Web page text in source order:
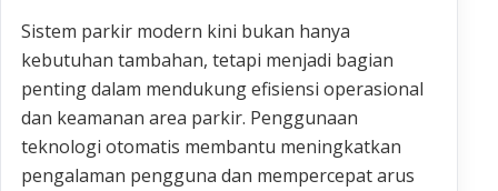
Sistem parkir modern kini bukan hanya
kebutuhan tambahan, tetapi menjadi bagian
penting dalam mendukung efisiensi operasional
dan keamanan area parkir. Penggunaan
teknologi otomatis membantu meningkatkan
pengalaman pengguna dan mempercepat arus